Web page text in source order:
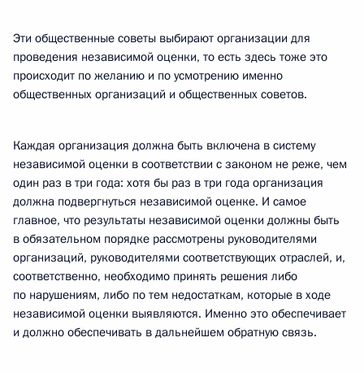
Эти общественные советы выбирают организации для
проведения независимой оценки, то есть здесь тоже это
происходит по желанию и по усмотрению именно
общественных организаций и общественных советов.
Каждая организация должна быть включена в систему
независимой оценки в соответствии с законом не реже, чем
один раз в три года: хотя бы раз в три года организация
должна подвергнуться независимой оценке. И самое
главное, что результаты независимой оценки должны быть
в обязательном порядке рассмотрены руководителями
организаций, руководителями соответствующих отраслей, и,
соответственно, необходимо принять решения либо
по нарушениям, либо по тем недостаткам, которые в ходе
независимой оценки выявляются. Именно это обеспечивает
и должно обеспечивать в дальнейшем обратную связь.